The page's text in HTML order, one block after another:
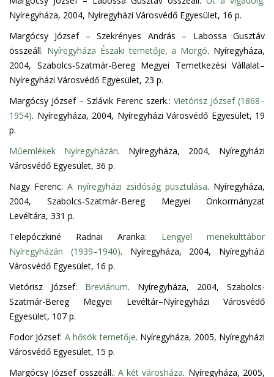
Nyíregyháza, 2004, Nyíregyházi Városvédő Egyesület, 16 p.
Margócsy József – Szekrényes András – Labossa Gusztáv
összeáll. Nyíregyháza Északi temetője, a Morgó. Nyíregyháza,
2004, Szabolcs-Szatmár-Bereg Megyei Temetkezési Vállalat–
Nyíregyházi Városvédő Egyesület, 23 p.
Margócsy József – Szlávik Ferenc szerk.: Vietórisz József (1868–
1954). Nyíregyháza, 2004, Nyíregyházi Városvédő Egyesület, 19
p.
Műemlékek Nyíregyházán. Nyíregyháza, 2004, Nyíregyházi
Városvédő Egyesület, 36 p.
Nagy Ferenc:A nyíregyházi zsidóság pusztulása. Nyíregyháza,
2004, Szabolcs-Szatmár-Bereg Megyei Önkormányzat
Levéltára, 331 p.
Telepóczkiné Radnai Aranka: Lengyel menekülttábor
Nyíregyházán (1939–1940). Nyíregyháza, 2004, Nyíregyházi
Városvédő Egyesület, 16 p.
Vietórisz József: Breviárium. Nyíregyháza, 2004, Szabolcs-
Szatmár-Bereg Megyei Levéltár–Nyíregyházi Városvédő
Egyesület, 107 p.
Fodor József: A hősök temetője. Nyíregyháza, 2005, Nyíregyházi
Városvédő Egyesület, 15 p.
Margócsy József összeáll.: A két városháza. Nyíregyháza, 2005,